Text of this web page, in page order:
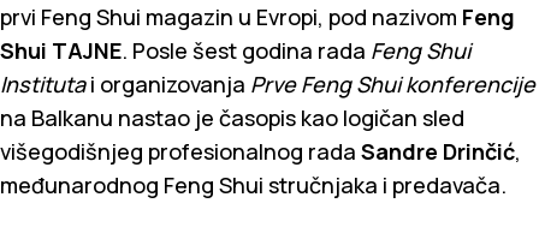
prvi Feng Shui magazin u Evropi, pod nazivom Feng
Shui TAJNE. Posle šest godina rada Feng Shui
Institutai organizovanja Prve Feng Shui konferencije
na Balkanu nastao je časopis kao logičan sled
višegodišnjeg profesionalnog rada Sandre Drinčić,
međunarodnog Feng Shui stručnjaka i predavača.